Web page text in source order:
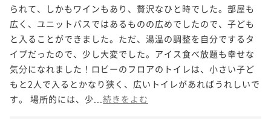
られて、しかもワインもあり、贅沢なひと時でした。部屋も
広く、ユニットバスではあるものの広めでしたので、子ども
と入ることができました。ただ、湯温の調整を自分でするタ
イプだったので、少し大変でした。アイス食べ放題も幸せな
気分になれました！ロビーのフロアのトイレは、小さい子ど
もと2人で入るとかなり狭く、広いトイレがあればうれしいで
す。 場所的には、少... 続きをよむ